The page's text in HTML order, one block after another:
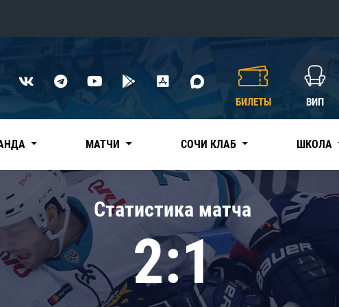
Нефтехимик
Трактор
Дивизион Чернышева
Авангард
Адмирал
КХЛ
БИЛЕТЫ ВИП
МАТЧИ СОЧИ КЛАБ ШКОЛА
Статистика матча
2:1